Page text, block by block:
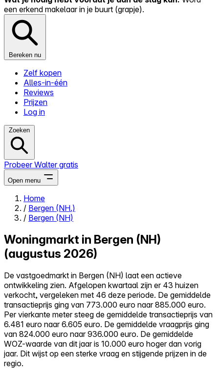
een erkend makelaar in je buurt (grapje).
Bereken nu
Zelf kopen
Alles-in-één
Reviews
Prijzen
Log in
Zoeken
Probeer Walter gratis
Open menu
Close menu
Alles-in-één
Reviews
Prijzen
Log in
Probeer Walter gratis
Home
/ Bergen (NH.)
/ Bergen (NH)
Woningmarkt in Bergen (NH)
(augustus 2026)
De vastgoedmarkt in Bergen (NH) laat een actieve
ontwikkeling zien. Afgelopen kwartaal zijn er 43 huizen
verkocht, vergeleken met 46 deze periode. De gemiddelde
transactieprijs ging van 773.000 euro naar 885.000 euro.
Per vierkante meter steeg de gemiddelde transactieprijs van
6.481 euro naar 6.605 euro. De gemiddelde vraagprijs ging
van 824.000 euro naar 936.000 euro. De gemiddelde
WOZ-waarde van dit jaar is 10.000 euro hoger dan vorig
jaar. Dit wijst op een sterke vraag en stijgende prijzen in de
regio.